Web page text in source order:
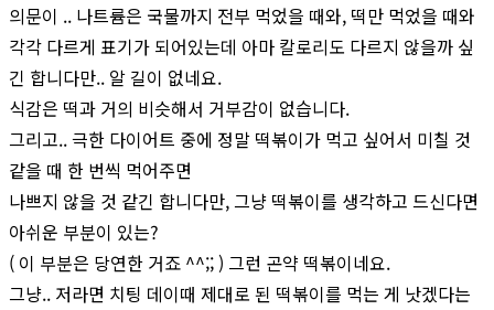
의문이 .. 나트륨은 국물까지 전부 먹었을 때와, 떡만 먹었을 때와
각각 다르게 표기가 되어있는데 아마 칼로리도 다르지 않을까 싶
긴 합니다만.. 알 길이 없네요.
식감은 떡과 거의 비슷해서 거부감이 없습니다.
그리고.. 극한 다이어트 중에 정말 떡볶이가 먹고 싶어서 미칠 것
같을 때 한 번씩 먹어주면
나쁘지 않을 것 같긴 합니다만, 그냥 떡볶이를 생각하고 드신다면
아쉬운 부분이 있는?
( 이 부분은 당연한 거죠 ^^;; ) 그런 곤약 떡볶이네요.
그냥.. 저라면 치팅 데이때 제대로 된 떡볶이를 먹는 게 낫겠다는